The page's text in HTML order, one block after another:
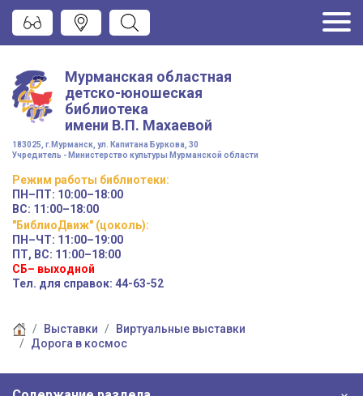
Мурманская областная
детско-юношеская
библиотека
имени В.П. Махаевой
183025, г.Мурманск, ул. Капитана Буркова, 30
Учредитель - Министерство культуры Мурманской области
Режим работы библиотеки:
ПН–ПТ: 10:00–18:00
ВС: 11:00–18:00
"БиблиоДвиж" (цоколь):
ПН–ЧТ: 11:00–19:00
ПТ, ВС: 11:00–18:00
СБ– выходной
Тел. для справок: 44-63-52
Выставки
Виртуальные выставки
Дорога в космос